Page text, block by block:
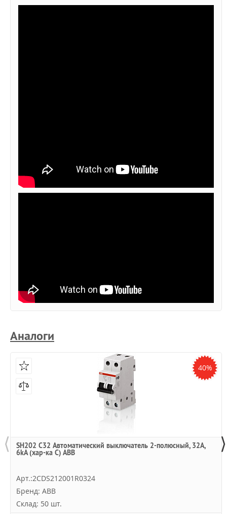
Аналоги
40%
SH202 C32 Автоматический выключатель 2-полюсный, 32А,
6kA (хар-ка C) ABB
Арт.:2CDS212001R0324
Бренд: ABB
Склад: 50 шт.
⟨ ⟩